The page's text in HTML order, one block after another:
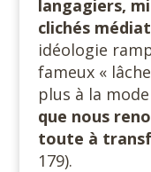
langagiers,
clichés
idéologie
fameux «
plus à la
que nous
toute à
179).